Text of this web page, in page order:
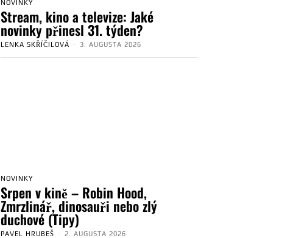
NOVINKY
Stream, kino a televize: Jaké
novinky přinesl 31. týden?
LENKA SKŘÍČILOVÁ - 3. AUGUSTA 2026
NOVINKY
Srpen v kině – Robin Hood,
Zmrzlinář, dinosauři nebo zlý
duchové (Tipy)
PAVEL HRUBEŠ - 2. AUGUSTA 2026